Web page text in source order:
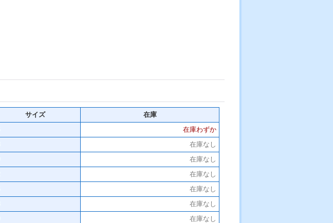
サイズ 在庫
在庫わずか
在庫なし
在庫なし
在庫なし
在庫なし
在庫なし
在庫なし